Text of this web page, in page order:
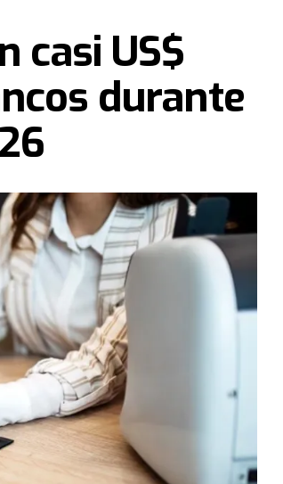
de largada de Fórmula 1,
días las calles de la ciudad se
espiritual a cada hogar,
por las ciudades en una gran
casi US$
durante